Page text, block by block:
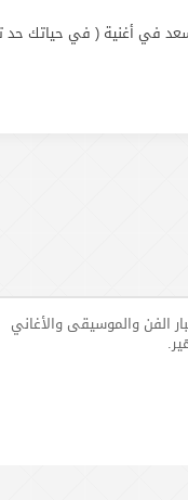
في أغنية ( في حياتك حد
الفن والموسيقى والأغاني